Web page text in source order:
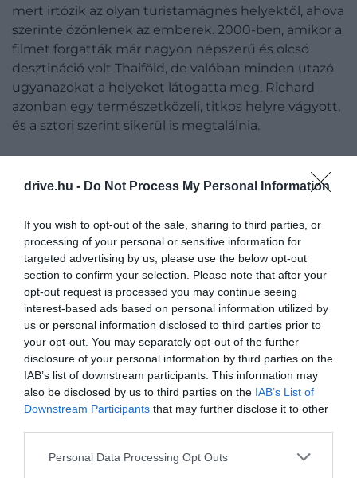
drive.hu - Do Not Process My Personal Information
If you wish to opt-out of the sale, sharing to third parties, or
processing of your personal or sensitive information for
targeted advertising by us, please use the below opt-out
section to confirm your selection. Please note that after your
opt-out request is processed you may continue seeing
interest-based ads based on personal information utilized by
us or personal information disclosed to third parties prior to
your opt-out. You may separately opt-out of the further
disclosure of your personal information by third parties on the
IAB’s list of downstream participants. This information may
also be disclosed by us to third parties on the IAB’s List of
Downstream Participants that may further disclose it to other
Please note that this website/app uses one or more Google
Personal Data Processing Opt Outs
mert irtózik az olyan turistamágnes helyektől, ahova
szerinte özönlenek az emberek. 2000-ben, amikor a
filmet forgatták már nagyon népszerű és olcsó
desztináció volt Thaiföld, de valóban minden utazó
ugyanazokat a helyeket látogatta meg, Richard
azonban egy természetközeli, titkos helyre vágyott,
és a sztori szerint sikerül is megtalálnia.
A tömeg ára
szezonban) azonban már tarthatatlanná vált a
helyzet: a szeméthegyek, az eltűnő szárazföldi és vízi
vadállatok és a kihalt korallok miatt a thai kormány
úgy döntött, lezárja a partszakaszt és hagyja
regenerálódni.
A korallok 90%-a elpusztult a rosszul lehorgonyzott
hajók és a strandolók naptejéből kioldódó
kemikáliák miatt.
Nem volt könnyű döntés, hiszen a thai turizmust
ban – amikor még utoljára látogatható volt az öböl –